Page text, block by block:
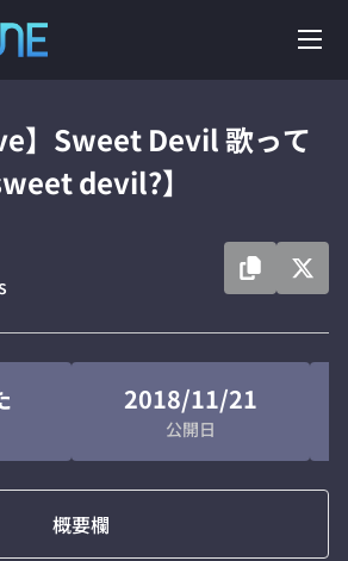
】Sweet Devil 歌って
devil?】
2018/11/21
公開日
概要欄